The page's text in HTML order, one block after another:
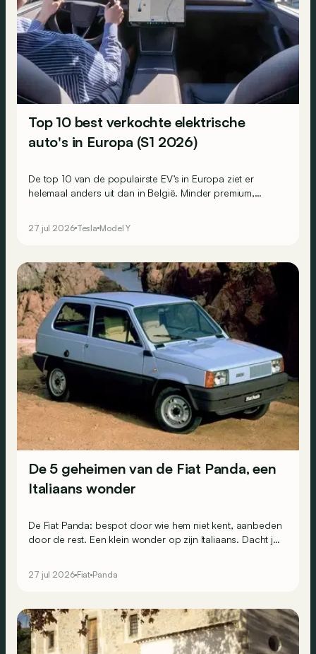
Top 10 best verkochte elektrische
auto's in Europa (S1 2026)
De top 10 van de populairste EV’s in Europa ziet er
helemaal anders uit dan in België. Minder premium,
27 jul 2026 Tesla Model Y
De 5 geheimen van de Fiat Panda, een
Italiaans wonder
De Fiat Panda: bespot door wie hem niet kent, aanbeden
door de rest. Een klein wonder op zijn Italiaans. Dacht je
industrieel genie. Dit zijn 5 boeiende geheimen.
27 jul 2026 Fiat Panda